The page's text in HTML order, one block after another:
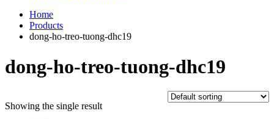
Home
Products
dong-ho-treo-tuong-dhc19
dong-ho-treo-tuong-dhc19
Showing the single result